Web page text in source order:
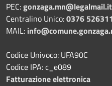
PEC:gonzaga.mn@legalmail.it
Centralino Unico:0376 526311
MAIL:
Codice Univoco: UFA90C
Codice IPA: c_e089
Fatturazione elettronica